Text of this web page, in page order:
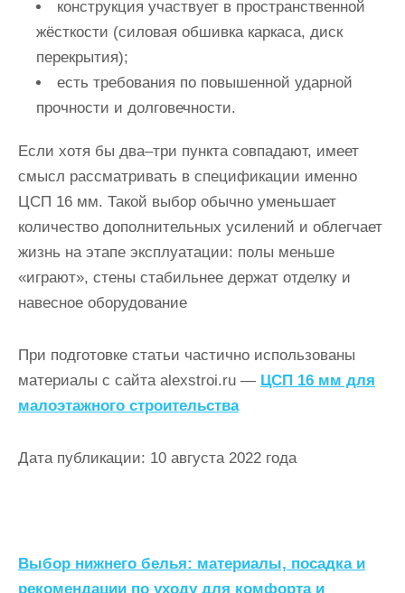
конструкция участвует в пространственной
жёсткости (силовая обшивка каркаса, диск
перекрытия);
есть требования по повышенной ударной
прочности и долговечности.
Если хотя бы два–три пункта совпадают, имеет
смысл рассматривать в спецификации именно
ЦСП 16 мм. Такой выбор обычно уменьшает
количество дополнительных усилений и облегчает
жизнь на этапе эксплуатации: полы меньше
«играют», стены стабильнее держат отделку и
навесное оборудование
При подготовке статьи частично использованы
материалы с сайта alexstroi.ru — ЦСП 16 мм для
малоэтажного строительства
Дата публикации: 10 августа 2022 года
Н
Выбор нижнего белья: материалы, посадка и
рекомендации по уходу для комфорта и